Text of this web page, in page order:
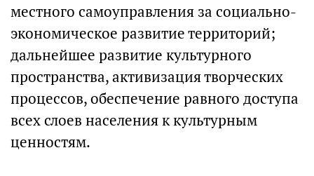
местного самоуправления за социально-
экономическое развитие территорий;
дальнейшее развитие культурного
пространства, активизация творческих
процессов, обеспечение равного доступа
всех слоев населения к культурным
ценностям.